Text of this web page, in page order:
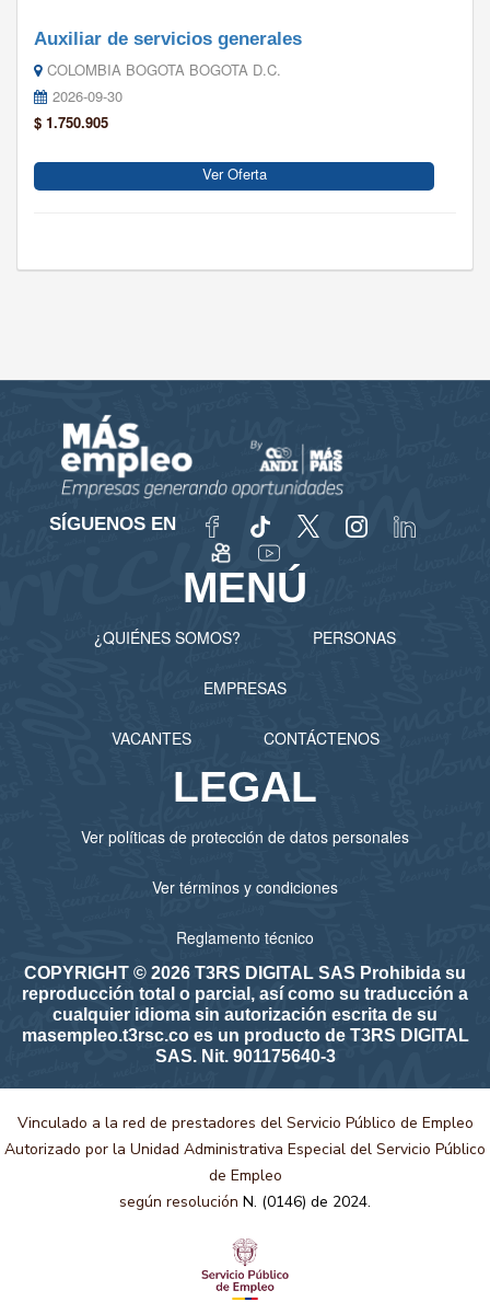
Auxiliar de servicios generales
COLOMBIA BOGOTA BOGOTA D.C.
2026-09-30
$ 1.750.905
Ver Oferta
SÍGUENOS EN
MENÚ
¿QUIÉNES SOMOS? PERSONAS
EMPRESAS
VACANTES CONTÁCTENOS
LEGAL
Ver políticas de protección de datos personales
Ver términos y condiciones
Reglamento técnico
COPYRIGHT © 2026 T3RS DIGITAL SAS Prohibida su
reproducción total o parcial, así como su traducción a
cualquier idioma sin autorización escrita de su
masempleo.t3rsc.co es un producto de T3RS DIGITAL
SAS. Nit. 901175640-3
Vinculado a la red de prestadores del Servicio Público de Empleo
Autorizado por la Unidad Administrativa Especial del Servicio Público
de Empleo
según resolución N. (0146) de 2024.